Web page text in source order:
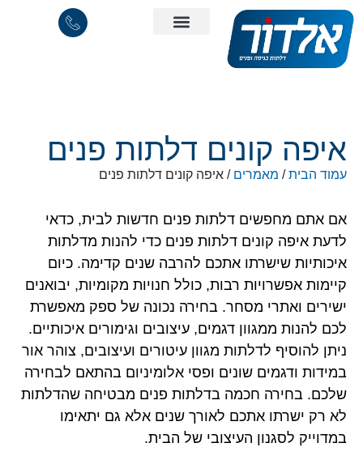
איפה קונים דלתות פנים
עמוד הבית/ מאמרים / איפה קונים דלתות פנים
אם אתם מחפשים דלתות פנים חדשות לבית, כדאי
לדעת איפה קונים דלתות פנים כדי להנות מדלתות
איכותיות שישרתו אתכם להרבה שנים קדימה. כיום
קיימות אפשרויות רבות, כולל חנויות מקומיות, יבואנים
ישירים ואתרי מסחר. בחירה נכונה של ספק מאפשרת
לכם להנות ממגוון דגמים, עיצובים וגימורים איכותיים.
ניתן להוסיף לדלתות מגוון עיטורים ועיצובים, צוהר אור
במידות ודגמים שונים ופסי אלומיניום בהתאם לבחירה
שלכם. בחירה חכמה בדלתות פנים מבטיחה שהדלתות
לא רק ישרתו אתכם לאורך שנים אלא גם יתאימו
במדוייק לסגנון העיצובי של הבית.